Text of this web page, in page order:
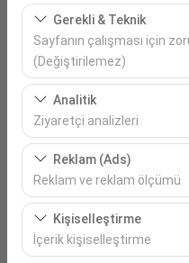
Gerekli & Teknik
Sayfanın çalışması için
(Değiştirilemez)
Bu çerezler sitenin doğru
oturum yönetimi ve temel
dışı bırakılamaz.
Analitik
Ziyaretçi analizleri
Bu çerezler, sitemizin nasıl
en çok ziyaret edilen
analiz etmemizi sağlar. Bu
performansını ölçmek ve
iyileştirmek için kullanılır.
Reklam (Ads)
Reklam ve reklam ölçümü
Bu çerezler, size ilgi
reklamlar göstermemize ve
etkinliğini (gösterim
Kişiselleştirme
İçerik kişiselleştirme
Antalya
Aracı farklı bir lokasyona
Kahramanmaraş
Alış Tarih & Saat
Bırakış Tarih & Saat